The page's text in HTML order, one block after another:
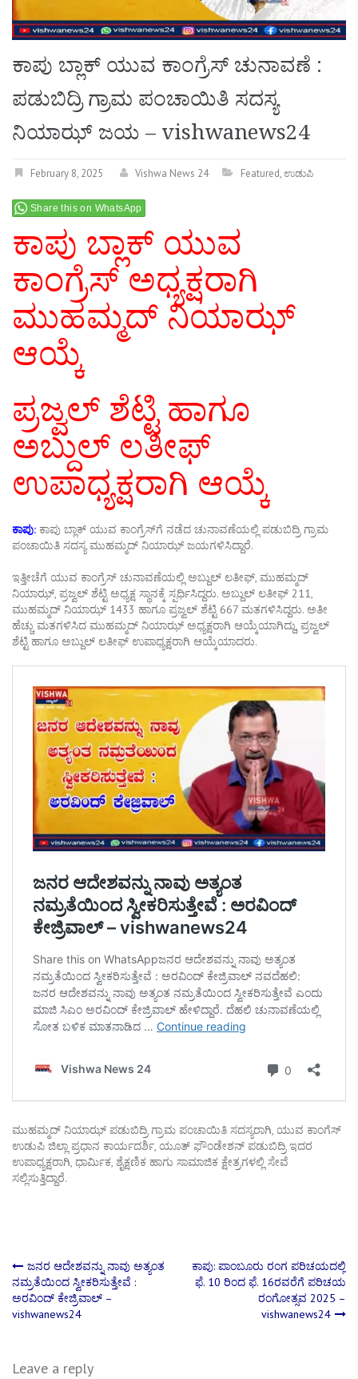
ಕಾಪು ಬ್ಲಾಕ್ ಯುವ ಕಾಂಗ್ರೆಸ್‍ ಚುನಾವಣೆ :
ಪಡುಬಿದ್ರಿ ಗ್ರಾಮ ಪಂಚಾಯಿತಿ ಸದಸ್ಯ
ನಿಯಾಝ್ ಜಯ – vishwanews24
February 8, 2025 Vishwa News 24 Featured,ಉಡುಪಿ
Share this on WhatsApp
ಕಾಪು ಬ್ಲಾಕ್ ಯುವ
ಕಾಂಗ್ರೆಸ್‍ಅಧ್ಯಕ್ಷರಾಗಿ
ಮುಹಮ್ಮದ್ ನಿಯಾಝ್
ಆಯ್ಕೆ
ಪ್ರಜ್ವಲ್ ಶೆಟ್ಟಿ ಹಾಗೂ
ಅಬ್ದುಲ್ ಲತೀಫ್
ಉಪಾಧ್ಯಕ್ಷರಾಗಿ ಆಯ್ಕೆ
ಕಾಪು: ಕಾಪು ಬ್ಲಾಕ್ ಯುವ ಕಾಂಗ್ರೆಸ್‍ಗೆ ನಡೆದ ಚುನಾವಣೆಯಲ್ಲಿ ಪಡುಬಿದ್ರಿ ಗ್ರಾಮ
ಪಂಚಾಯಿತಿ ಸದಸ್ಯ ಮುಹಮ್ಮದ್ ನಿಯಾಝ್ ಜಯಗಳಿಸಿದ್ದಾರೆ.
ಇತ್ತೀಚೆಗೆ ಯುವ ಕಾಂಗ್ರೆಸ್ ಚುನಾವಣೆಯಲ್ಲಿ ಅಬ್ದುಲ್ ಲತೀಫ್, ಮುಹಮ್ಮದ್
ನಿಯಾಝ್, ಪ್ರಜ್ವಲ್ ಶೆಟ್ಟಿ ಅಧ್ಯಕ್ಷ ಸ್ಥಾನಕ್ಕೆ ಸ್ಪರ್ಧಿಸಿದ್ದರು. ಅಬ್ದುಲ್ ಲತೀಫ್ 211,
ಮುಹಮ್ಮದ್ ನಿಯಾಝ್ 1433 ಹಾಗೂ ಪ್ರಜ್ವಲ್ ಶೆಟ್ಟಿ 667 ಮತಗಳಿಸಿದ್ದರು. ಅತೀ
ಹೆಚ್ಚು ಮತಗಳಿಸಿದ ಮುಹಮ್ಮದ್ ನಿಯಾಝ್ ಅಧ್ಯಕ್ಷರಾಗಿ ಆಯ್ಕೆಯಾಗಿದ್ದು, ಪ್ರಜ್ವಲ್
ಶೆಟ್ಟಿ ಹಾಗೂ ಅಬ್ದುಲ್ ಲತೀಫ್ ಉಪಾಧ್ಯಕ್ಷರಾಗಿ ಆಯ್ಕೆಯಾದರು.
ಮುಹಮ್ಮದ್ ನಿಯಾಝ್ ಪಡುಬಿದ್ರಿ ಗ್ರಾಮ ಪಂಚಾಯಿತಿ ಸದಸ್ಯರಾಗಿ, ಯುವ‌ ಕಾಂಗೆಸ್
ಉಡುಪಿ ಜಿಲ್ಲಾ ಪ್ರಧಾನ ಕಾರ್ಯದರ್ಶಿ, ಯೂತ್ ಫೌಂಡೇಶನ್ ಪಡುಬಿದ್ರಿ ಇದರ
ಉಪಾಧ್ಯಕ್ಷರಾಗಿ, ಧಾರ್ಮಿಕ, ಶೈಕ್ಷಣಿಕ ಹಾಗು ಸಾಮಾಜಿಕ ಕ್ಷೇತ್ರಗಳಲ್ಲಿ ಸೇವೆ
ಸಲ್ಲಿಸುತ್ತಿದ್ದಾರೆ.
Post
navigation
ಜನರ ಆದೇಶವನ್ನು ನಾವು ಅತ್ಯಂತ
ನಮ್ರತೆಯಿಂದ ಸ್ವೀಕರಿಸುತ್ತೇವೆ :
ಅರವಿಂದ್‌ ಕೇಜ್ರಿವಾಲ್‌ –
vishwanews24
ಕಾಪು: ಪಾಂಬೂರು ರಂಗ ಪರಿಚಯದಲ್ಲಿ
ಫೆ. 10 ರಿಂದ ಫೆ. 16ರವರೆಗೆ ಪರಿಚಯ
ರಂಗೋತ್ಸವ 2025 –
vishwanews24
Leave a reply